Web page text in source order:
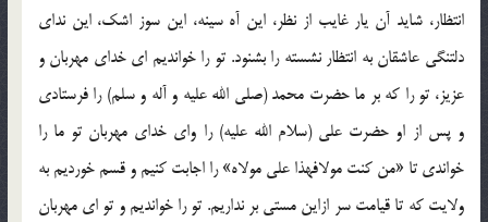
انتظار، شاید آن یار غایب از نظر، این آه سینه، این سوز اشک، این ندای
دلتنگی عاشقان به انتظار نشسته را بشنود. تو را خواندیم ای خدای مهربان و
عزیز، تو را که بر ما حضرت محمد (صلی الله علیه و آله و سلم) را فرستادی
و پس از او حضرت علی (سلام الله علیه) را وای خدای مهربان تو ما را
خواندی تا «من کنت مولافهذا علی مولاه» را اجابت کنیم و قسم خوردیم به
ولایت که تا قیامت سر ازاین مستی بر نداریم. تو را خواندیم و تو ای مهربان